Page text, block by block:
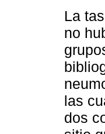
La
no
las
dos